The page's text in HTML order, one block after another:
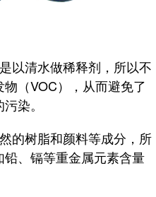
以清水做稀释剂，所以不
（VOC），从而避免了
染。
的树脂和颜料等成分，所
、镉等重金属元素含量